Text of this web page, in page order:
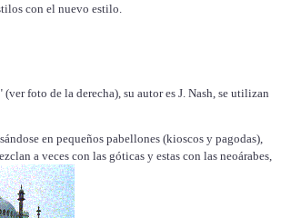
con el nuevo estilo.
foto de la derecha), su autor es J. Nash, se utilizan
en pequeños pabellones (kioscos y pagodas),
a veces con las góticas y estas con las neoárabes,